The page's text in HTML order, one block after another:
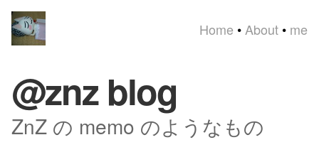
Home • About • me
@znz blog
ZnZ の memo のようなもの